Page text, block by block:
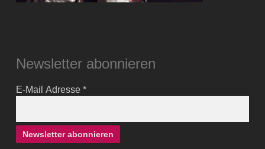
Newsletter abonnieren
E-Mail Adresse *